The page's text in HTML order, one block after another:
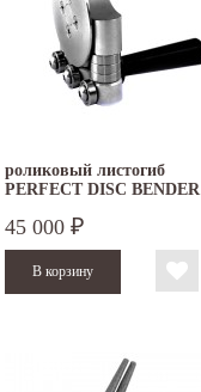
роликовый листогиб
PERFECT DISC
45 000 ₽